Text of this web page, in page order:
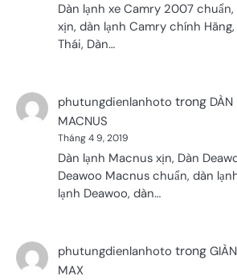
Dàn lạnh xe Camry 2007
xịn, dàn lạnh Camry chính
Thái, Dàn…
phutungdienlanhoto trong
MACNUS
Tháng 4 9, 2019
Dàn lạnh Macnus xịn, Dàn
Deawoo Macnus chuẩn, dàn
lạnh Deawoo, dàn…
phutungdienlanhoto trong
MAX